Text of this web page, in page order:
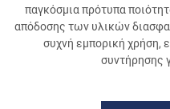
παγκόσμια πρότυπα
απόδοσης των υλικών
συχνή εμπορική χρήση,
συντήρησης